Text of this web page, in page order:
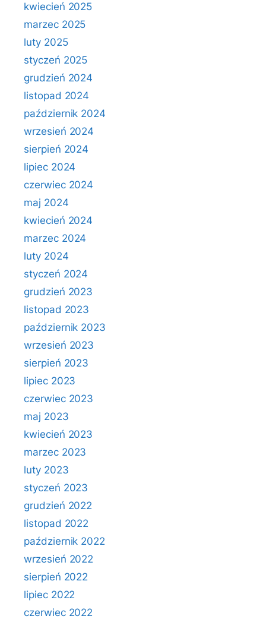
kwiecień 2025
marzec 2025
luty 2025
styczeń 2025
grudzień 2024
listopad 2024
październik 2024
wrzesień 2024
sierpień 2024
lipiec 2024
czerwiec 2024
maj 2024
kwiecień 2024
marzec 2024
luty 2024
styczeń 2024
grudzień 2023
listopad 2023
październik 2023
wrzesień 2023
sierpień 2023
lipiec 2023
czerwiec 2023
maj 2023
kwiecień 2023
marzec 2023
luty 2023
styczeń 2023
grudzień 2022
listopad 2022
październik 2022
wrzesień 2022
sierpień 2022
lipiec 2022
czerwiec 2022